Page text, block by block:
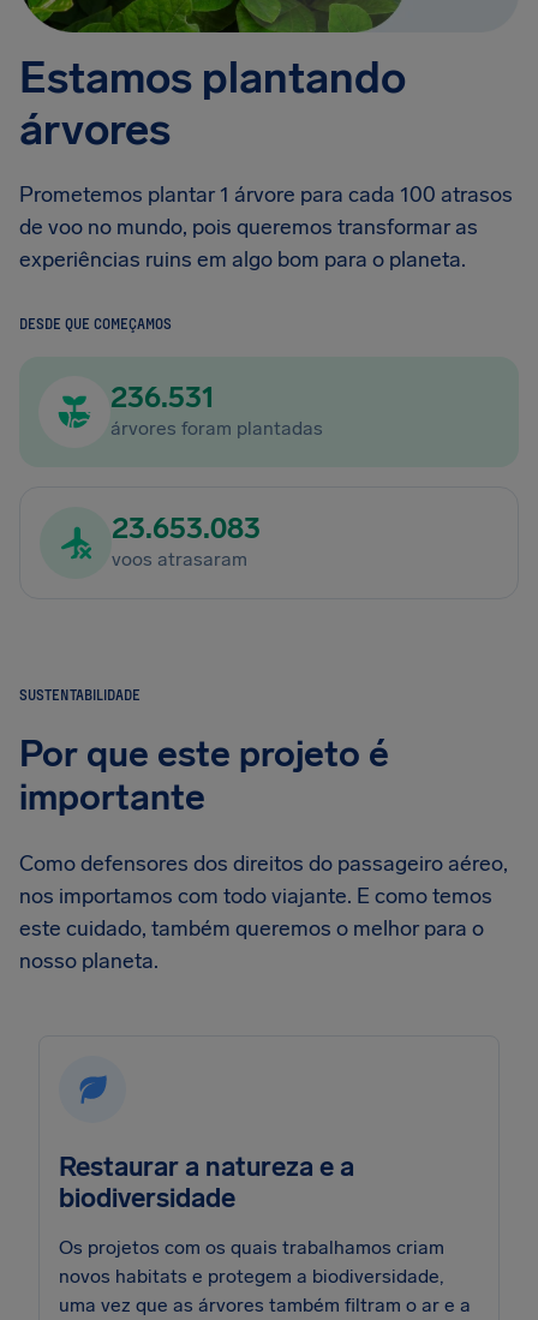
Estamos plantando
árvores
Prometemos plantar 1 árvore para cada 100 atrasos
de voo no mundo, pois queremos transformar as
experiências ruins em algo bom para o planeta.
DESDE QUE COMEÇAMOS
236.531
árvores foram plantadas
23.653.083
voos atrasaram
SUSTENTABILIDADE
Por que este projeto é
importante
Como defensores dos direitos do passageiro aéreo,
nos importamos com todo viajante. E como temos
este cuidado, também queremos o melhor para o
nosso planeta.
Restaurar a natureza e a
biodiversidade
Os projetos com os quais trabalhamos criam
novos habitats e protegem a biodiversidade,
uma vez que as árvores também filtram o ar e a